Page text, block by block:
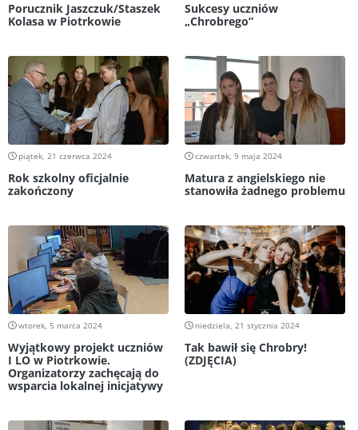
Porucznik Jaszczuk/Staszek
Kolasa w Piotrkowie
Sukcesy uczniów
„Chrobrego”
piątek, 21 czerwca 2024
Rok szkolny oficjalnie
zakończony
czwartek, 9 maja 2024
Matura z angielskiego nie
stanowiła żadnego problemu
wtorek, 5 marca 2024
Wyjątkowy projekt uczniów
I LO w Piotrkowie.
Organizatorzy zachęcają do
wsparcia lokalnej inicjatywy
niedziela, 21 stycznia 2024
Tak bawił się Chrobry!
(ZDJĘCIA)